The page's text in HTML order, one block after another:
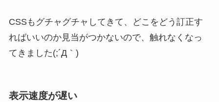
CSSもグチャグチャしてきて、どこをどう訂正す
ればいいのか見当がつかないので、触れなくなっ
てきました(;´Д｀)
表示速度が遅い